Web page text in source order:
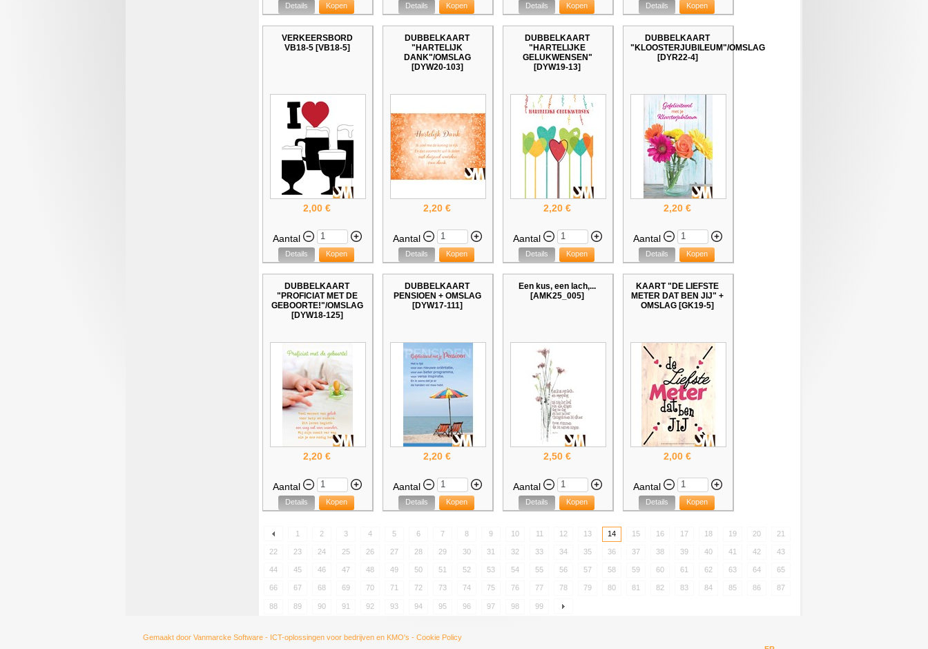
Details Kopen Details Kopen Details Kopen Details Kopen
VERKEERSBORD
VB18-5 [VB18-5]
2,00 €
Aantal
Details Kopen
DUBBELKAART
"HARTELIJK
DANK"/OMSLAG
[DYW20-103]
2,20 €
Aantal
Details Kopen
DUBBELKAART
"HARTELIJKE
GELUKWENSEN"
[DYW19-13]
2,20 €
Aantal
Details Kopen
DUBBELKAART
"KLOOSTERJUBILEUM"/OMSLAG
[DYR22-4]
2,20 €
Aantal
Details Kopen
DUBBELKAART
"PROFICIAT MET DE
GEBOORTE!"/OMSLAG
[DYW18-125]
2,20 €
Aantal
Details Kopen
DUBBELKAART
PENSIOEN + OMSLAG
[DYW17-111]
2,20 €
Aantal
Details Kopen
Een kus, een lach,...
[AMK25_005]
2,50 €
Aantal
Details Kopen
KAART "DE LIEFSTE
METER DAT BEN JIJ" +
OMSLAG [GK19-5]
2,00 €
Aantal
Details Kopen
1 2 3 4 5 6 7 8 9 10 11 12 13 14 15 16 17 18 19 20 21
22 23 24 25 26 27 28 29 30 31 32 33 34 35 36 37 38 39 40 41 42 43
44 45 46 47 48 49 50 51 52 53 54 55 56 57 58 59 60 61 62 63 64 65
66 67 68 69 70 71 72 73 74 75 76 77 78 79 80 81 82 83 84 85 86 87
88 89 90 91 92 93 94 95 96 97 98 99
Gemaakt door Vanmarcke Software - ICT-oplossingen voor bedrijven en KMO's - Cookie Policy